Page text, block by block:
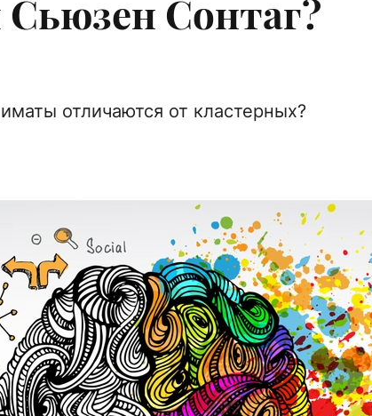
Сонтаг?
отличаются от кластерных?